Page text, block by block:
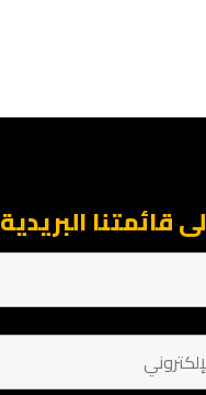
قائمتنا البريدية